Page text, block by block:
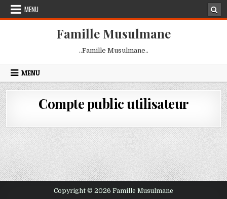
Skip
MENU
Famille Musulmane
..Famille Musulmane..
MENU
Compte public utilisateur
Copyright © 2026 Famille Musulmane